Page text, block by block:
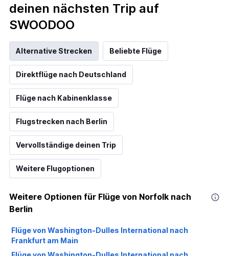
deinen nächsten Trip auf
SWOODOO
Alternative Strecken Beliebte Flüge
Direktflüge nach Deutschland
Flüge nach Kabinenklasse
Flugstrecken nach Berlin
Vervollständige deinen Trip
Weitere Flugoptionen
Weitere Optionen für Flüge von Norfolk nach
Berlin
Flüge von Washington-Dulles International nach
Frankfurt am Main